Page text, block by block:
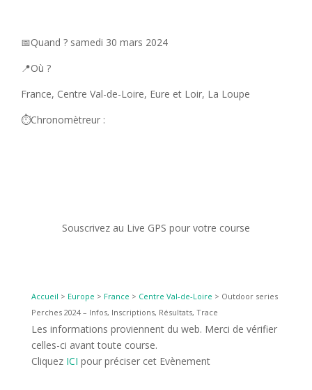
📅Quand ? samedi 30 mars 2024
📍Où ?
France, Centre Val-de-Loire, Eure et Loir, La Loupe
⏱️Chronomètreur :
Souscrivez au Live GPS pour votre course
Accueil > Europe > France > Centre Val-de-Loire > Outdoor series
Perches 2024 – Infos, Inscriptions, Résultats, Trace
Les informations proviennent du web. Merci de vérifier
celles-ci avant toute course.
Cliquez ICI pour préciser cet Evènement